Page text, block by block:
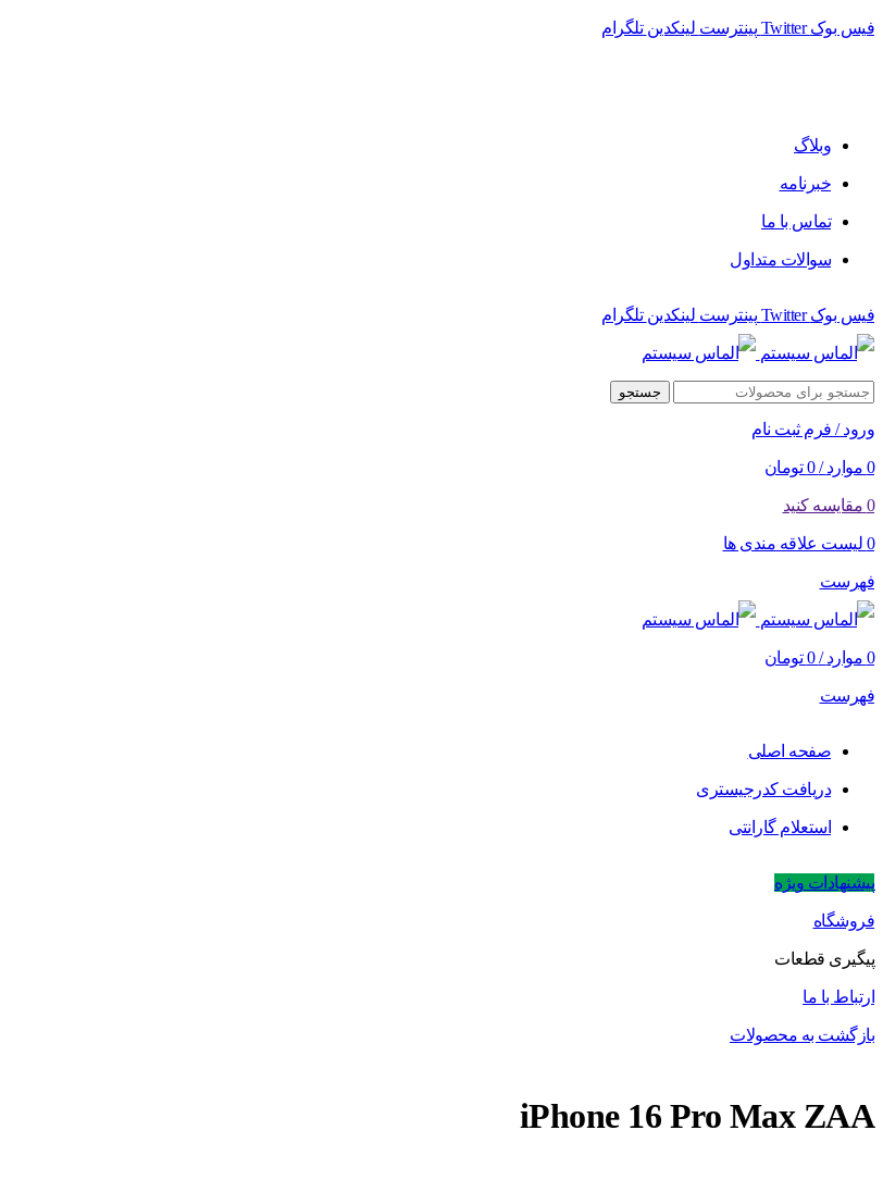
فیس بوک Twitter پینترست لینکدین تلگرام
وبلاگ
خبرنامه
تماس با ما
سوالات متداول
فیس بوک Twitter پینترست لینکدین تلگرام
جستجو
ورود / فرم ثبت نام
0 موارد /
0 تومان
0 مقایسه کنید
0 لیست علاقه مندی ها
فهرست
0 موارد /
0 تومان
فهرست
صفحه اصلی
دریافت کدرجیستری
استعلام گارانتی
پیشنهادات ویژه
فروشگاه
پیگیری قطعات
ارتباط با ما
بازگشت به محصولات
iPhone 16 Pro Max ZAA